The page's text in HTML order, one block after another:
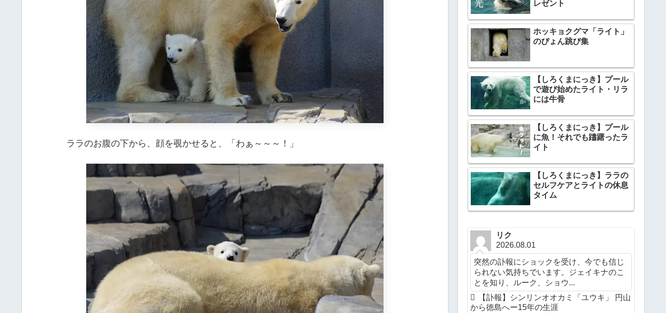
ララのお腹の下から、顔を覗かせると、「わぁ～～～！」
レゼント
ホッキョクグマ「ライト」
のぴょん跳び集
【しろくまにっき】プール
で遊び始めたライト・リラ
には牛骨
【しろくまにっき】プール
に魚！それでも躊躇ったラ
イト
【しろくまにっき】ララの
セルフケアとライトの休息
タイム
リク
2026.08.01
突然の訃報にショックを受け、今でも信じ
られない気持ちでいます。ジェイキナのこ
とを知り、ルーク、ショウ...
【訃報】シンリンオオカミ「ユウキ」 円山
から徳島へー15年の生涯